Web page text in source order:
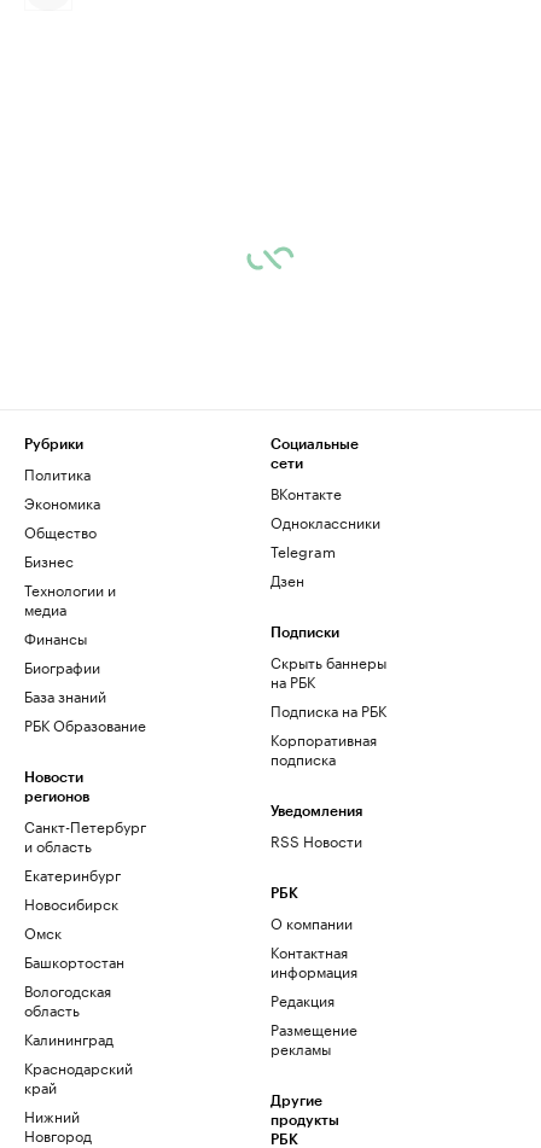
Рубрики
Политика
Экономика
Общество
Бизнес
Технологии и
медиа
Финансы
Биографии
База знаний
РБК Образование
Новости
регионов
Санкт-Петербург
и область
Екатеринбург
Новосибирск
Омск
Башкортостан
Вологодская
область
Калининград
Краснодарский
край
Нижний
Новгород
Социальные
сети
ВКонтакте
Одноклассники
Telegram
Дзен
Подписки
Скрыть баннеры
на РБК
Подписка на РБК
Корпоративная
подписка
Уведомления
RSS Новости
РБК
О компании
Контактная
информация
Редакция
Размещение
рекламы
Другие
продукты
РБК